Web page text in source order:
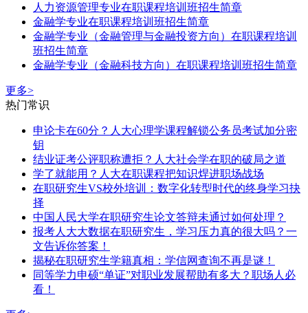
人力资源管理专业在职课程培训班招生简章
金融学专业在职课程培训班招生简章
金融学专业（金融管理与金融投资方向）在职课程培训
班招生简章
​金融学专业（​金融科技方向）在职课程培训班招生简章
更多>
热门常识
申论卡在60分？人大心理学课程解锁公务员考试加分密
钥
结业证考公评职称遭拒？人大社会学在职的破局之道
学了就能用？人大在职课程把知识焊进职场战场
在职研究生VS校外培训：数字化转型时代的终身学习抉
择
中国人民大学在职研究生论文答辩未通过如何处理？
报考人大大数据在职研究生，学习压力真的很大吗？一
文告诉你答案！
揭秘在职研究生学籍真相：学信网查询不再是谜！
同等学力申硕“单证”对职业发展帮助有多大？职场人必
看！